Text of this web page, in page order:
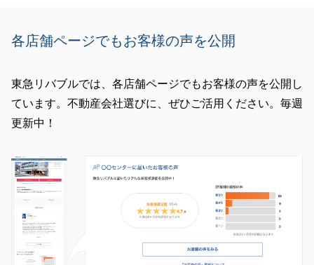
各店舗ページでもお客様の声を公開
東急リバブルでは、各店舗ページでもお客様の声を公開し
ています。不動産会社選びに、ぜひご活用ください。毎週
更新中！